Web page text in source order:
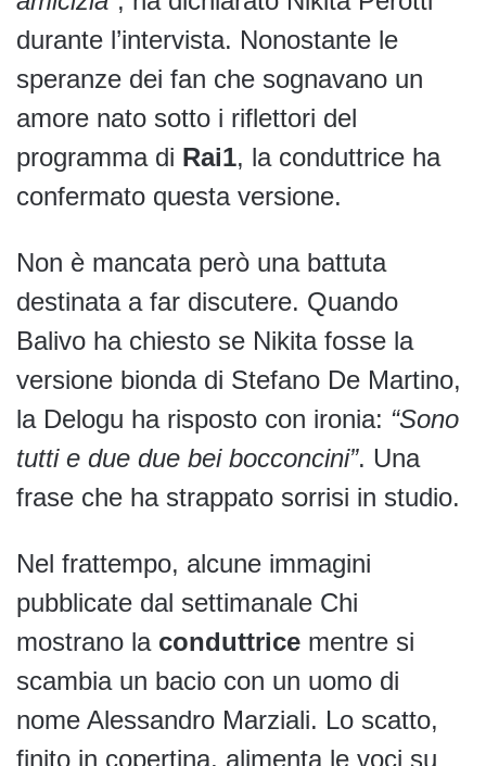
durante l’intervista. Nonostante le
speranze dei fan che sognavano un
amore nato sotto i riflettori del
programma di Rai1, la conduttrice ha
confermato questa versione.
Non è mancata però una battuta
destinata a far discutere. Quando
Balivo ha chiesto se Nikita fosse la
versione bionda di Stefano De Martino,
la Delogu ha risposto con ironia: “Sono
tutti e due due bei bocconcini”. Una
frase che ha strappato sorrisi in studio.
Nel frattempo, alcune immagini
pubblicate dal settimanale Chi
mostrano la conduttrice mentre si
scambia un bacio con un uomo di
nome Alessandro Marziali. Lo scatto,
finito in copertina, alimenta le voci su